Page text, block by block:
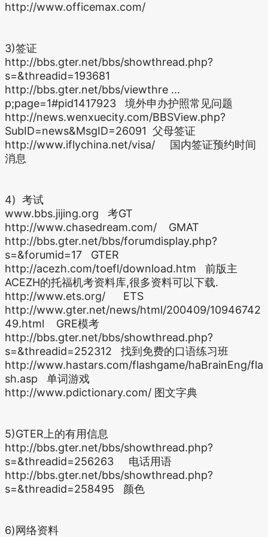
http://www.officemax.com/
3)签证
http://bbs.gter.net/bbs/showthread.php?
s=&threadid=193681
http://bbs.gter.net/bbs/viewthre ...
p;page=1#pid1417923 境外申办护照常见问题
http://news.wenxuecity.com/BBSView.php?
SubID=news&MsgID=26091 父母签证
http://www.iflychina.net/visa/ 国内签证预约时间
消息
4) 考试
www.bbs.jijing.org 考GT
http://www.chasedream.com/ GMAT
http://bbs.gter.net/bbs/forumdisplay.php?
s=&forumid=17 GTER
http://acezh.com/toefl/download.htm 前版主
ACEZH的托福机考资料库,很多资料可以下载.
http://www.ets.org/ ETS
http://www.gter.net/news/html/200409/10946742
49.html GRE模考
http://bbs.gter.net/bbs/showthread.php?
s=&threadid=252312 找到免费的口语练习班
http://www.hastars.com/flashgame/haBrainEng/fla
sh.asp 单词游戏
http://www.pdictionary.com/ 图文字典
5)GTER上的有用信息
http://bbs.gter.net/bbs/showthread.php?
s=&threadid=256263 电话用语
http://bbs.gter.net/bbs/showthread.php?
s=&threadid=258495 颜色
6)网络资料